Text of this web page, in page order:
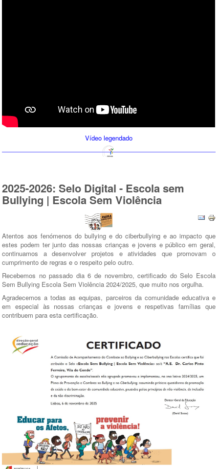
Vídeo legendado
2025-2026: Selo Digital - Escola sem
Bullying | Escola Sem Violência
Atentos aos fenómenos do bullying e do ciberbullying e ao impacto que
estes podem ter junto das nossas crianças e jovens e público em geral,
continuamos a desenvolver projetos e atividades que promovam o
cumprimento de regras e o respeito pelo outro.
Recebemos no passado dia 6 de novembro, certificado do Selo Escola
Sem Bullying Escola Sem Violência 2024/2025, que muito nos orgulha.
Agradecemos a todas as equipas, parceiros da comunidade educativa e
em especial às nossas crianças e jovens e respetivas famílias que
contribuem para esta certificação.